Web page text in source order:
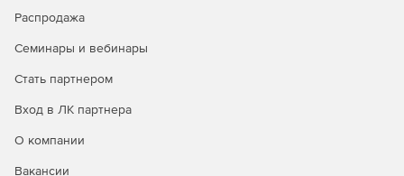
Онлайн-уведомления, блокировка ПК.
Функции DLP и безопасности
Поиск/блокировка файлов, запрет USB.
Распродажа
Семинары и вебинары
Стать партнером
Вход в ЛК партнера
О компании
Вакансии